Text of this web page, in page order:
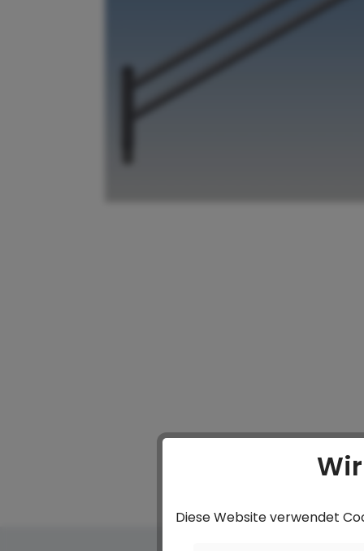
Diese Website verwendet